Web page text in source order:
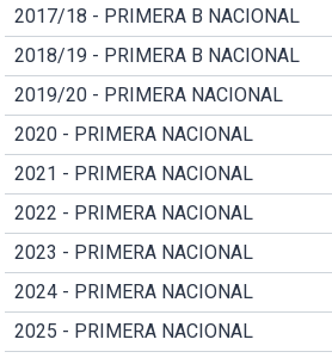
2017/18 - PRIMERA B NACIONAL
2018/19 - PRIMERA B NACIONAL
2019/20 - PRIMERA NACIONAL
2020 - PRIMERA NACIONAL
2021 - PRIMERA NACIONAL
2022 - PRIMERA NACIONAL
2023 - PRIMERA NACIONAL
2024 - PRIMERA NACIONAL
2025 - PRIMERA NACIONAL